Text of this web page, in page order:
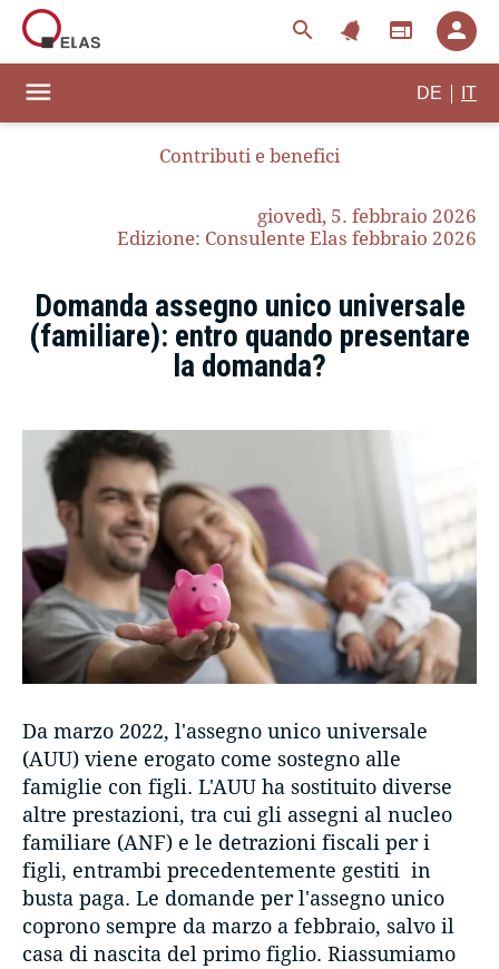
search notifications web person
menu DE IT
Contributi e benefici
giovedì, 5. febbraio 2026
Edizione: Consulente Elas febbraio 2026
Domanda assegno unico universale
(familiare): entro quando presentare
la domanda?
Da marzo 2022, l'assegno unico universale
(AUU) viene erogato come sostegno alle
famiglie con figli. L'AUU ha sostituito diverse
altre prestazioni, tra cui gli assegni al nucleo
familiare (ANF) e le detrazioni fiscali per i
figli, entrambi precedentemente gestiti in
busta paga. Le domande per l'assegno unico
coprono sempre da marzo a febbraio, salvo il
casa di nascita del primo figlio. Riassumiamo